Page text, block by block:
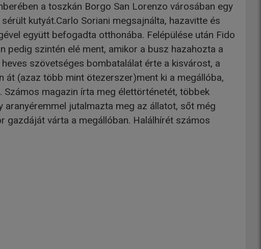
a toszkán Borgo San Lorenzo városában egy
kutyát.Carlo Soriani megsajnálta, hazavitte és
együtt befogadta otthonába. Felépülése után Fido
pedig szintén elé ment, amikor a busz hazahozta a
szövetséges bombatalálat érte a kisvárost, a
át (azaz több mint ötezerszer)ment ki a megállóba,
Számos magazin írta meg élettörténetét, többek
jutalmazta meg az állatot, sőt még
gazdáját várta a megállóban. Halálhírét számos